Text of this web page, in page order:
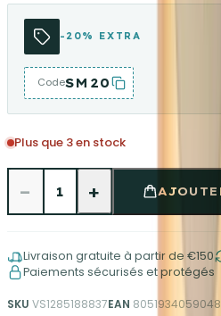
-20% EXTRA
CodeSM20
Plus que 3 en stock
− 1 +
Livraison gratuite à partir de €150
Paiements sécurisés et protégés
SKU VS1285188837EAN 8051934059048